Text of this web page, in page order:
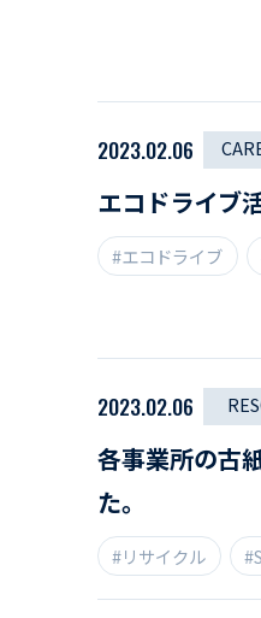
2023.02.06
エコドライブ
#エコドライブ
2023.02.06
各事業所の古
た。
#リサイクル